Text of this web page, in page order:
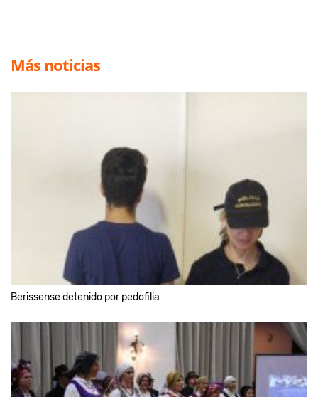
Más noticias
Berissense detenido por pedofilia